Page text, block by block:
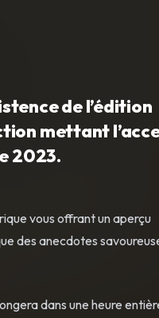
de l’édition
mettant
2023.
vous offrant un aperçu
des anecdotes
dans une heure